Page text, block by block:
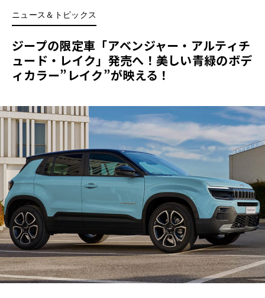
ニュース＆トピックス
ジープの限定車「アベンジャー・アルティチ
ュード・レイク」発売へ！美しい青緑のボデ
ィカラー”レイク”が映える！